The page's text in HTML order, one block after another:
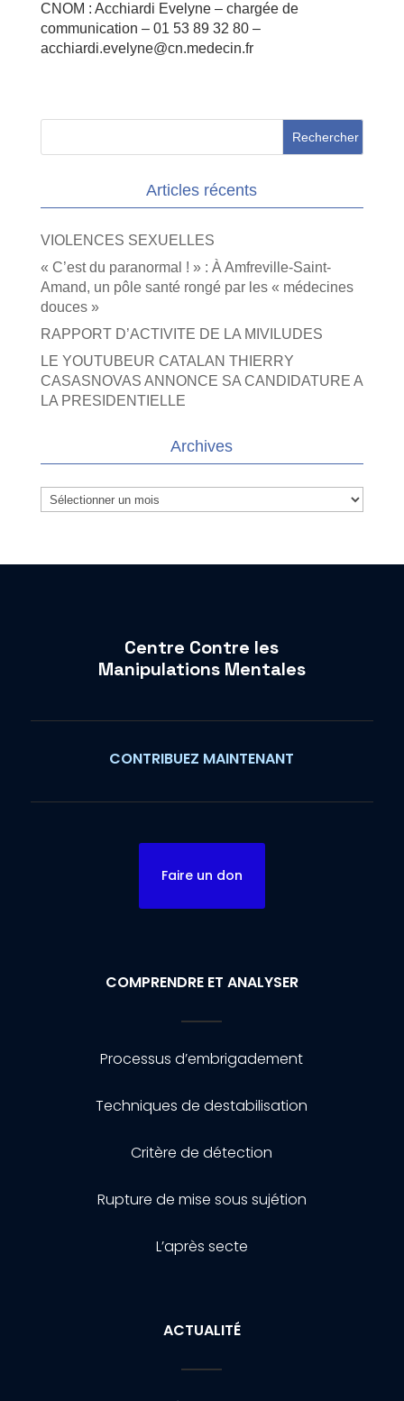
CNOM : Acchiardi Evelyne – chargée de
communication – 01 53 89 32 80 –
acchiardi.evelyne@cn.medecin.fr
Articles récents
VIOLENCES SEXUELLES
« C’est du paranormal ! » : À Amfreville-Saint-
Amand, un pôle santé rongé par les « médecines
douces »
RAPPORT D’ACTIVITE DE LA MIVILUDES
LE YOUTUBEUR CATALAN THIERRY
CASASNOVAS ANNONCE SA CANDIDATURE A
LA PRESIDENTIELLE
Archives
Archives
Centre Contre les
Manipulations Mentales
CONTRIBUEZ MAINTENANT
Faire un don
COMPRENDRE ET ANALYSER
Processus d’embrigadement
Techniques de destabilisation
Critère de détection
Rupture de mise sous sujétion
L’après secte
ACTUALITÉ